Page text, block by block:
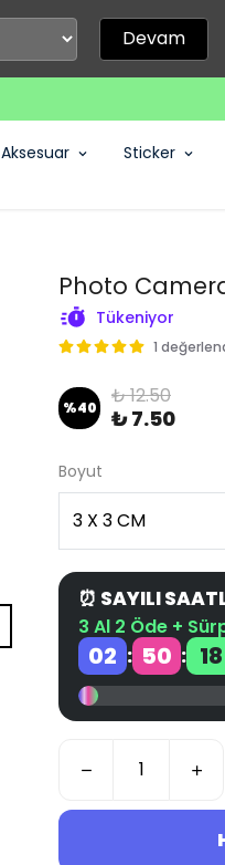
Devam
Aksesuar Sticker
Photo
Tükeniyor
1
%40 ₺ 12.50
₺ 7.50
Boyut
⏰ SAYILI
3 Al 2 Öde +
02 : 50 : 18